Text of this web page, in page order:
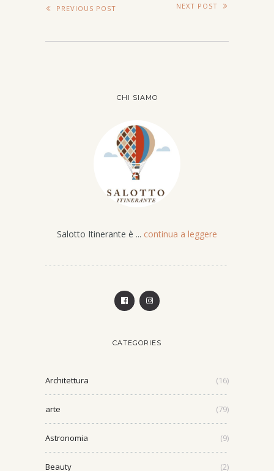
PREVIOUS POST NEXT POST
CHI SIAMO
Salotto Itinerante è ... continua a leggere
CATEGORIES
Architettura (16)
arte (79)
Astronomia (9)
Beauty (2)